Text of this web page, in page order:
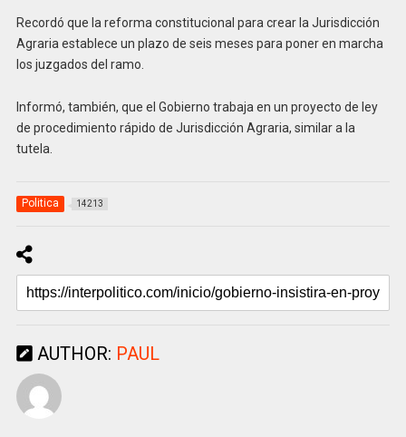
Recordó que la reforma constitucional para crear la Jurisdicción
Agraria establece un plazo de seis meses para poner en marcha
los juzgados del ramo.
Informó, también, que el Gobierno trabaja en un proyecto de ley
de procedimiento rápido de Jurisdicción Agraria, similar a la
tutela.
Politica 14213
AUTHOR: PAUL